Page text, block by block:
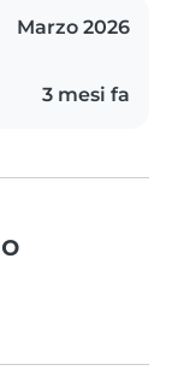
Marzo 2026
3 mesi fa